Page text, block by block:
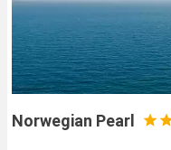
Norwegian Pearl